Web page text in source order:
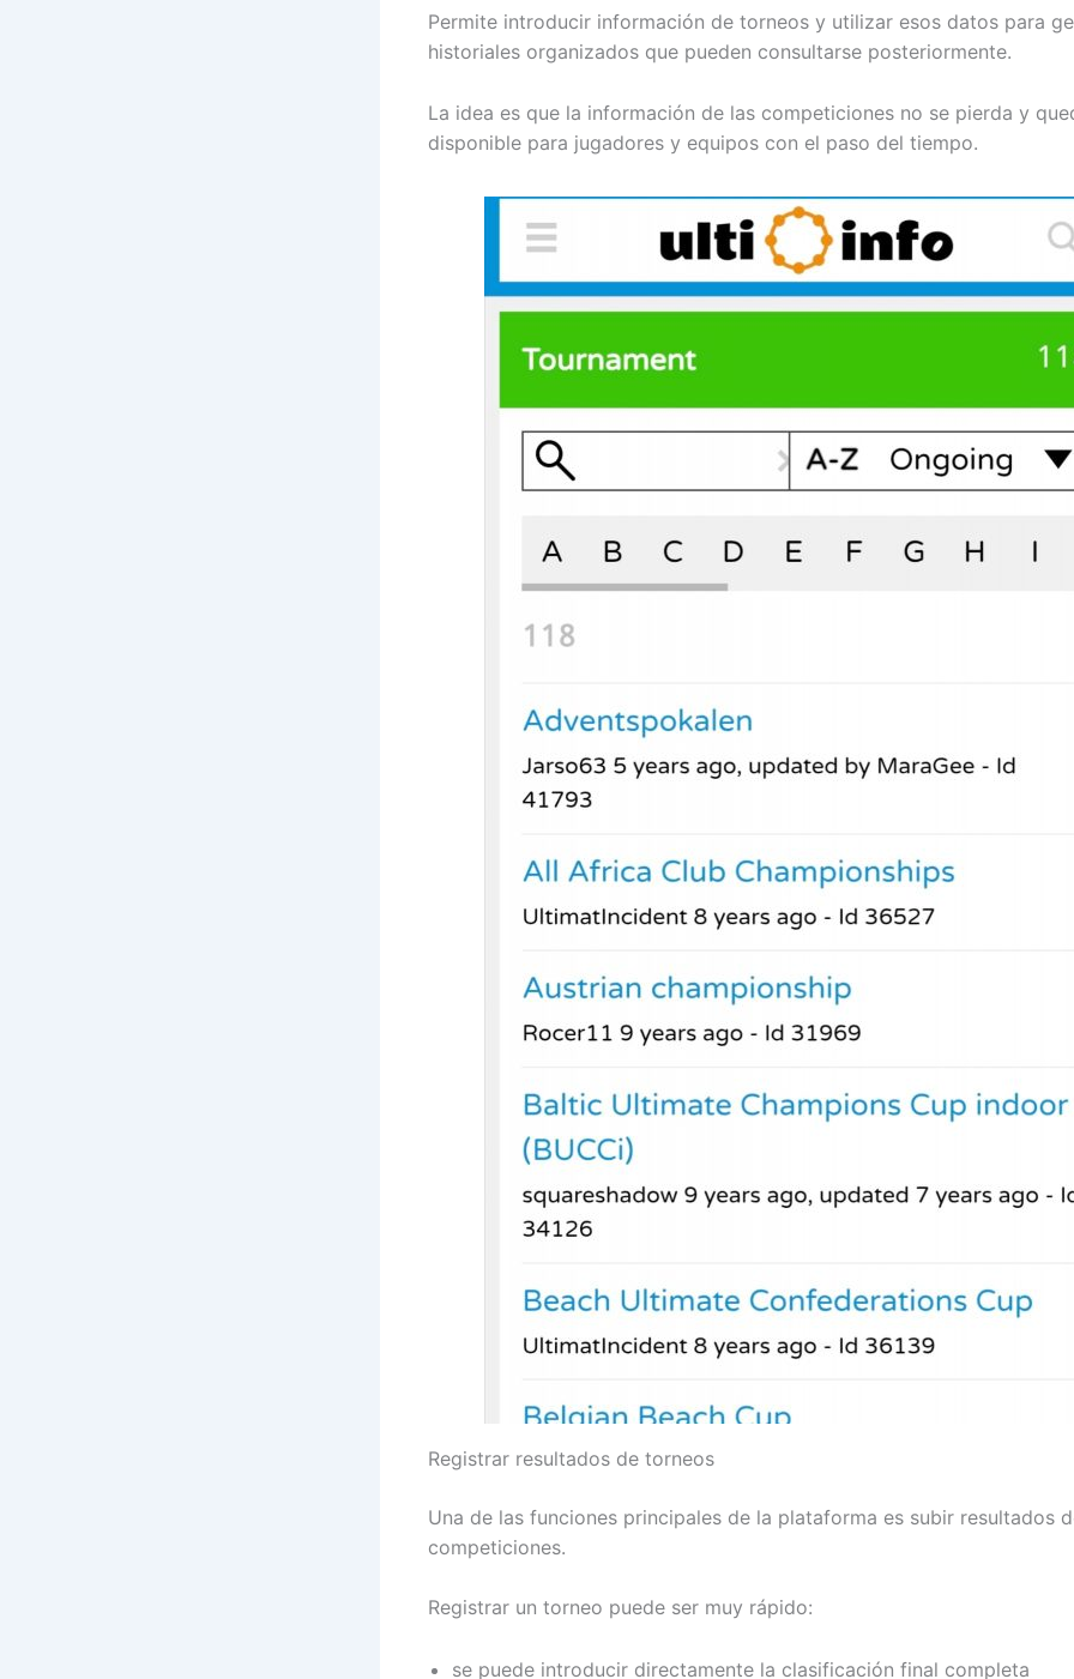
Permite introducir información de torneos y utilizar esos datos para
historiales organizados que pueden consultarse posteriormente.
La idea es que la información de las competiciones no se pierda y
disponible para jugadores y equipos con el paso del tiempo.
Registrar resultados de torneos
Una de las funciones principales de la plataforma es subir resultados
competiciones.
Registrar un torneo puede ser muy rápido:
se puede introducir directamente la clasificación final completa